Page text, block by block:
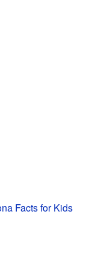
Facts for Kids